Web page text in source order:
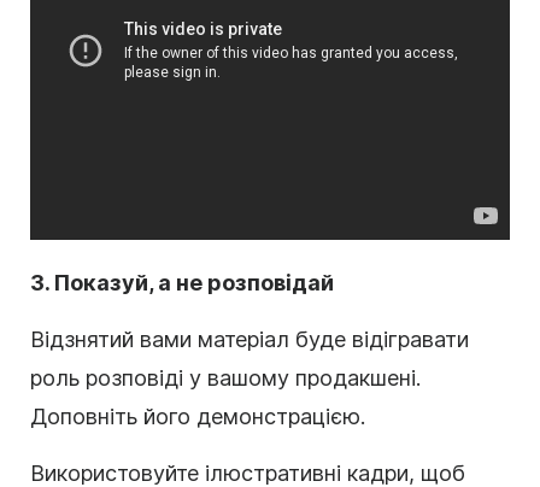
3. Показуй, а не розповідай
Відзнятий вами матеріал буде відігравати
роль розповіді у вашому продакшені.
Доповніть його демонстрацією.
Використовуйте ілюстративні кадри, щоб